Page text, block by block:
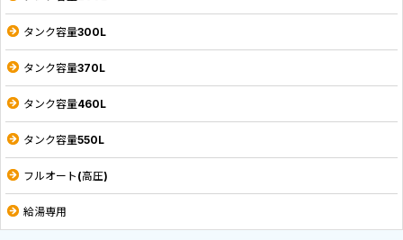
タンク容量300L
タンク容量370L
タンク容量460L
タンク容量550L
フルオート(高圧)
給湯専用